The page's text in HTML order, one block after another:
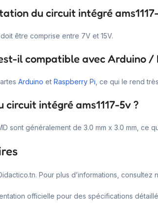
du circuit intégré
doit être comprise entre 7V et 15V.
il compatible avec Arduino /
Arduino et Raspberry Pi , ce qui le rend
circuit intégré ams1117-5v ?
sont généralement de 3.0 mm x 3.0 mm, ce
Pour plus d’informations,
officielle pour des spécifications